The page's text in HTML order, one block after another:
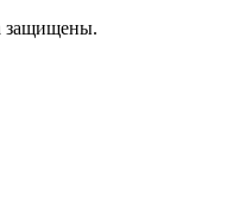
защищены.